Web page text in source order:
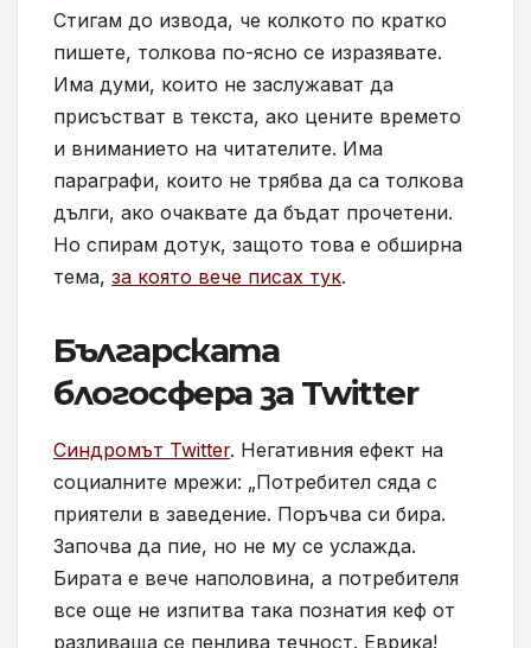
Стигам до извода, че колкото по кратко
пишете, толкова по-ясно се изразявате.
Има думи, които не заслужават да
присъстват в текста, ако цените времето
и вниманието на читателите. Има
параграфи, които не трябва да са толкова
дълги, ако очаквате да бъдат прочетени.
Но спирам дотук, защото това е обширна
тема, за която вече писах тук.
Българската
блогосфера за Twitter
Синдромът Twitter. Негативния ефект на
социалните мрежи: „Потребител сяда с
приятели в заведение. Поръчва си бира.
Започва да пие, но не му се услажда.
Бирата е вече наполовина, а потребителя
все още не изпитва така познатия кеф от
разливаща се пенлива течност. Еврика!